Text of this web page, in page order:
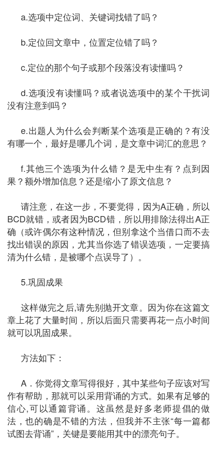
a.选项中定位词、关键词找错了吗？
b.定位回文章中，位置定位错了吗？
c.定位的那个句子或那个段落没有读懂吗？
d.选项没有读懂吗？或者说选项中的某个干扰词
没有注意到吗？
e.出题人为什么会判断某个选项是正确的？有没
有哪一个，最好是哪几个词，是文章中词汇的意思？
f.其他三个选项为什么错？是无中生有？点到因
果？额外增加信息？还是缩小了原文信息？
请注意，在这一步，不要觉得，因为A正确，所以
BCD就错，或者因为BCD错，所以用排除法得出A正
确（或许偶尔有这种情况，但别拿这个当借口而不去
找出错误的原因，尤其当你选了错误选项，一定要搞
清为什么错，是被哪个点误导了）。
5.巩固成果
这样做完之后,请先别抛开文章。因为你在这篇文
章上花了大量时间，所以后面只需要再花一点小时间
就可以巩固成果。
方法如下：
A．你觉得文章写得很好，其中某些句子应该对写
作有帮助，那就可以采用背诵的方式。如果有足够的
信心,可以通篇背诵。这虽然是好多老师提倡的做
法，也的确是不错的方法，但我并不主张“每一篇都
试图去背诵”，关键是要能用其中的漂亮句子。